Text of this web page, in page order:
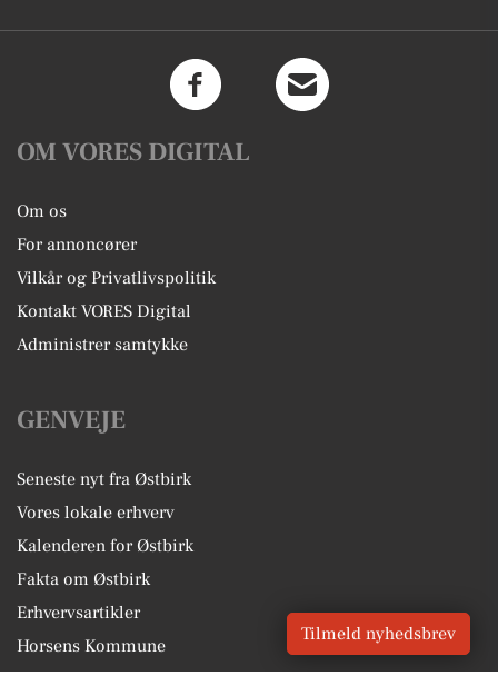
OM VORES DIGITAL
Om os
For annoncører
Vilkår og Privatlivspolitik
Kontakt VORES Digital
Administrer samtykke
GENVEJE
Seneste nyt fra Østbirk
Vores lokale erhverv
Kalenderen for Østbirk
Fakta om Østbirk
Erhvervsartikler
Horsens Kommune
Tilmeld nyhedsbrev